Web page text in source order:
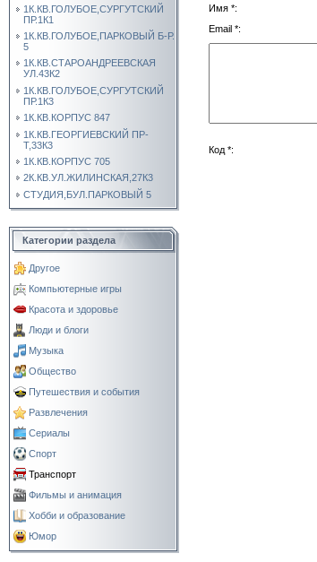
1К.КВ.ГОЛУБОЕ,СУРГУТСКИЙ
ПР.1К1
1К.КВ.ГОЛУБОЕ,ПАРКОВЫЙ Б-Р.
5
1К.КВ.СТАРОАНДРЕЕВСКАЯ
УЛ.43К2
1К.КВ.ГОЛУБОЕ,СУРГУТСКИЙ
ПР.1К3
1К.КВ.КОРПУС 847
1К.КВ.ГЕОРГИЕВСКИЙ ПР-
Т,33К3
1К.КВ.КОРПУС 705
2К.КВ.УЛ.ЖИЛИНСКАЯ,27К3
СТУДИЯ,БУЛ.ПАРКОВЫЙ 5
Категории раздела
Другое
Компьютерные игры
Красота и здоровье
Люди и блоги
Музыка
Общество
Путешествия и события
Развлечения
Сериалы
Спорт
Транспорт
Фильмы и анимация
Хобби и образование
Юмор
Имя *:
Email *:
Код *: